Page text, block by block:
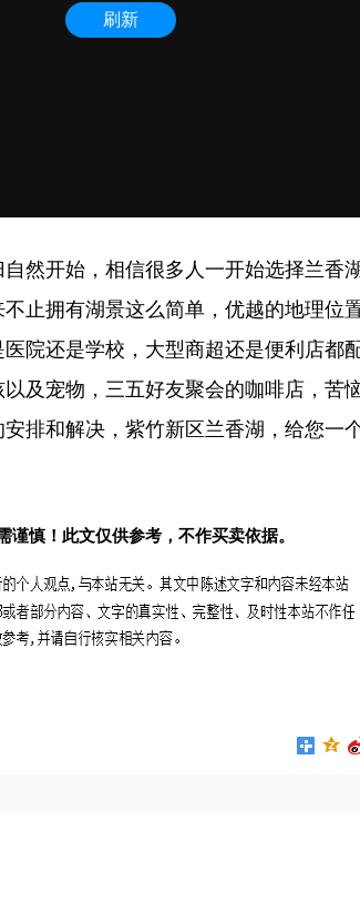
然开始，相信很多人一开始选择兰香
止拥有湖景这么简单，优越的地理位
院还是学校，大型商超还是便利店都
及宠物，三五好友聚会的咖啡店，苦
排和解决，紫竹新区兰香湖，给您一
慎！此文仅供参考，不作买卖依据。